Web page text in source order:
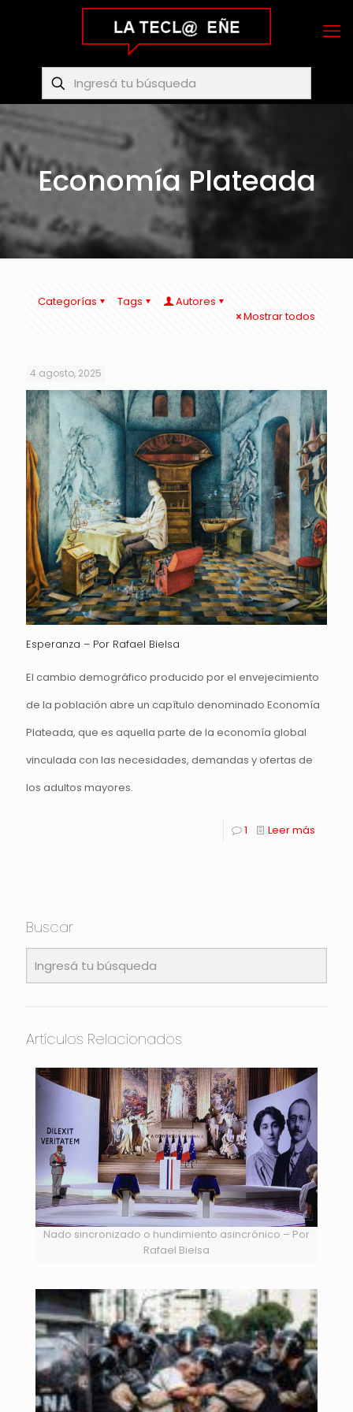
Economía Plateada
Categorías Tags
Autores
Mostrar todos
4 agosto, 2025
Esperanza – Por Rafael Bielsa
El cambio demográfico producido por el envejecimiento
de la población abre un capítulo denominado Economía
Plateada, que es aquella parte de la economía global
vinculada con las necesidades, demandas y ofertas de
los adultos mayores.
1 Leer más
Buscar
Artículos Relacionados
Nado sincronizado o hundimiento asincrónico – Por
Rafael Bielsa